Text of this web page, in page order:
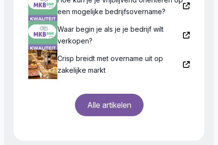
een mogelijke bedrijfsovername?
Waar begin je als je je bedrijf wilt
verkopen?
Crisp breidt met overname uit op
zakelijke markt
Alle artikelen